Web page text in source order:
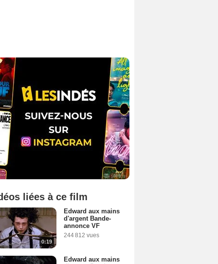
liées à ce film
0:19
Edward aux mains
d'argent Bande-
annonce VF
244 812 vues
Edward aux mains